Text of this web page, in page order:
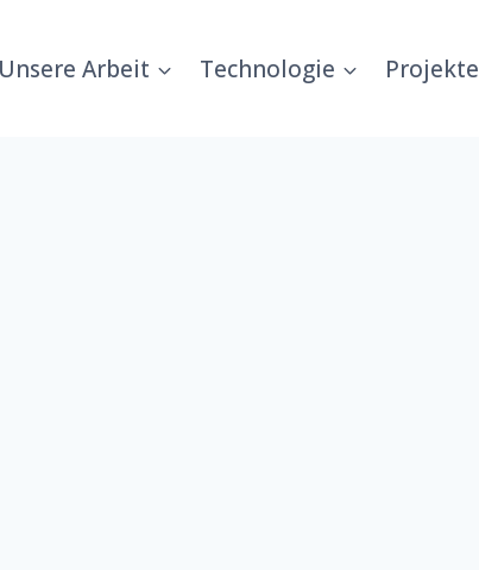
Unsere Arbeit Technologie Projekte